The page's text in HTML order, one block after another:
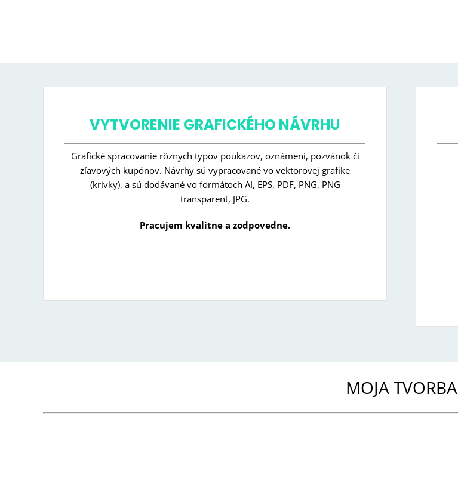
VYTVORENIE GRAFICKÉHO NÁVRHU
Grafické spracovanie rôznych typov poukazov, oznámení, pozvánok či
zľavových kupónov. Návrhy sú vypracované vo vektorovej grafike
(krivky), a sú dodávané vo formátoch AI, EPS, PDF, PNG, PNG
transparent, JPG.
Pracujem kvalitne a zodpovedne.
MOJA TVORBA